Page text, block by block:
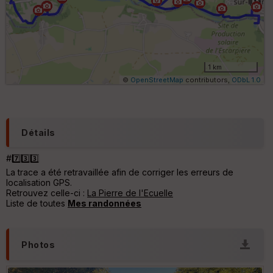
e
s
lo
m
ét
q
ic
r
1 km
© OpenStreetMap contributors, ODbL 1.0
Détails
#7️⃣3️⃣3️⃣
La trace a été retravaillée afin de corriger les erreurs de
localisation GPS.
Retrouvez celle-ci : La Pierre de l'Ecuelle
Liste de toutes Mes randonnées
Photos